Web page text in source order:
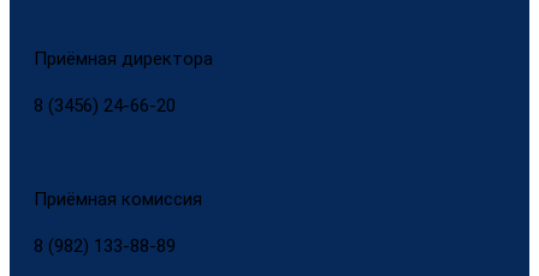
Приёмная директора
8 (3456) 24-66-20
Приёмная комиссия
8 (982) 133-88-89